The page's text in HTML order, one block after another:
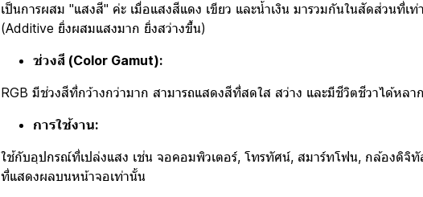
เป็นการผสม "แสงสี" ค่ะ เมื่อแสงสีแดง เขียว และน้ำเงิน มารวมกันในสัดส่วนที่เท่
(Additive ยิ่งผสมแสงมาก ยิ่งสว่างขึ้น)
ช่วงสี (Color Gamut):
RGB มีช่วงสีที่กว้างกว่ามาก สามารถแสดงสีที่สดใส สว่าง และมีชีวิตชีวาได้หลา
การใช้งาน:
ใช้กับอุปกรณ์ที่เปล่งแสง เช่น จอคอมพิวเตอร์, โทรทัศน์, สมาร์ทโฟน, กล้องดิจิ
ที่แสดงผลบนหน้าจอเท่านั้น